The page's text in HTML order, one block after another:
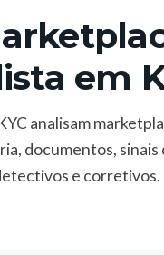
em
analisam
documentos,
e corretivos.